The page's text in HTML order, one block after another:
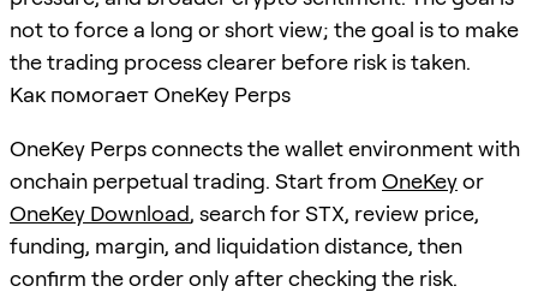
not to force a long or short view; the goal is to make
the trading process clearer before risk is taken.
Как помогает OneKey Perps
OneKey Perps connects the wallet environment with
onchain perpetual trading. Start from OneKeyor
OneKey Download, search for STX, review price,
funding, margin, and liquidation distance, then
confirm the order only after checking the risk.